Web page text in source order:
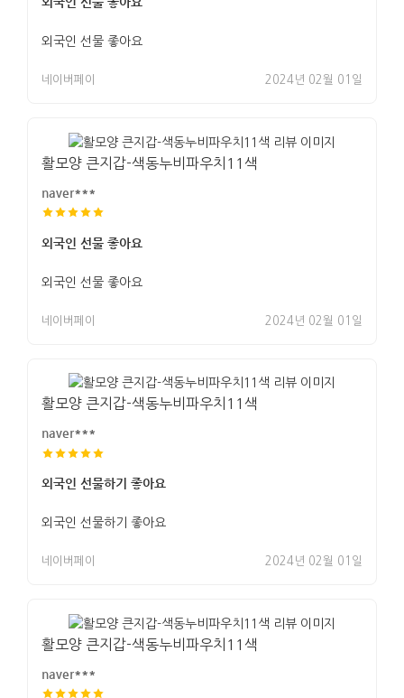
외국인 선물 좋아요
네이버페이 2024년 02월 01일
활모양 큰지갑-색동누비파우치11색
naver***
외국인 선물 좋아요
외국인 선물 좋아요
네이버페이 2024년 02월 01일
활모양 큰지갑-색동누비파우치11색
naver***
외국인 선물하기 좋아요
외국인 선물하기 좋아요
네이버페이 2024년 02월 01일
활모양 큰지갑-색동누비파우치11색
naver***